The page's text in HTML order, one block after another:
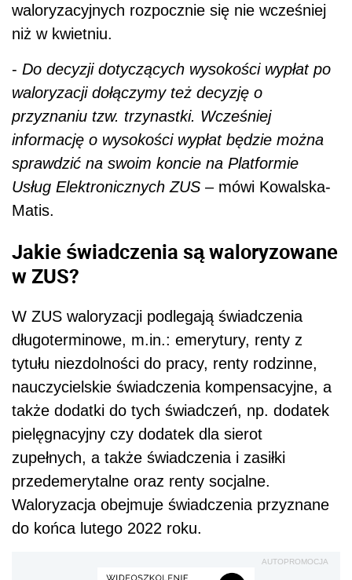
waloryzacyjnych rozpocznie się nie wcześniej
niż w kwietniu.
- Do decyzji dotyczących wysokości wypłat po
waloryzacji dołączymy też decyzję o
przyznaniu tzw. trzynastki. Wcześniej
informację o wysokości wypłat będzie można
sprawdzić na swoim koncie na Platformie
Usług Elektronicznych ZUS – mówi Kowalska-
Matis.
Jakie świadczenia są waloryzowane
w ZUS?
W ZUS waloryzacji podlegają świadczenia
długoterminowe, m.in.: emerytury, renty z
tytułu niezdolności do pracy, renty rodzinne,
nauczycielskie świadczenia kompensacyjne, a
także dodatki do tych świadczeń, np. dodatek
pielęgnacyjny czy dodatek dla sierot
zupełnych, a także świadczenia i zasiłki
przedemerytalne oraz renty socjalne.
Waloryzacja obejmuje świadczenia przyznane
do końca lutego 2022 roku.
AUTOPROMOCJA